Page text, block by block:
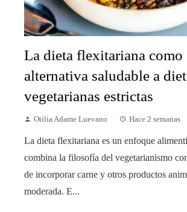
La dieta flexitariana como
alternativa saludable a
vegetarianas estrictas
Otilia Adame Luevano Hace 2 semanas
La dieta flexitariana es un enfoque
combina la filosofía del vegetarianismo
de incorporar carne y otros productos
moderada. E...